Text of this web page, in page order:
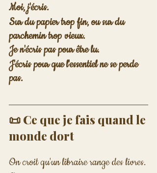
Moi, j'écris.
Sur du papier trop fin, ou sur du
parchemin trop vieux.
Je n'écris pas pour être lu.
J'écris pour que l'essentiel ne se perde
pas.
📜 Ce que je fais quand le
monde dort
On croit qu'un libraire range des livres.